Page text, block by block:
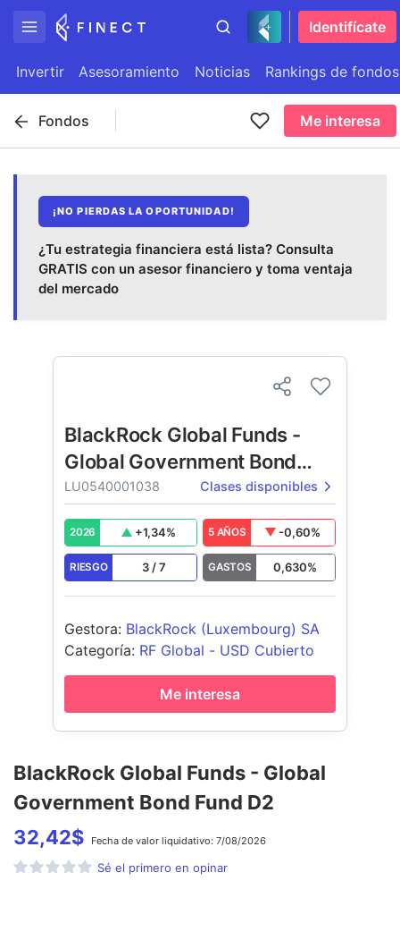
Identifícate
Invertir Asesoramiento Noticias Rankings de fondos
Fondos Me interesa
¡NO PIERDAS LA OPORTUNIDAD!
¿Tu estrategia financiera está lista? Consulta
GRATIS con un asesor financiero y toma ventaja
del mercado
BlackRock Global Funds - Global
Government Bond Fund D2
32,42$ Fecha de valor liquidativo: 7/08/2026
Sé el primero en opinar
BlackRock Global Funds -
Global Government Bond
Fund
LU0540001038 Clases disponibles
2026 +1,34% 5 AÑOS -0,60%
RIESGO 3 /7 GASTOS 0,630%
Gestora: BlackRock (Luxembourg) SA
Categoría: RF Global - USD Cubierto
Me interesa